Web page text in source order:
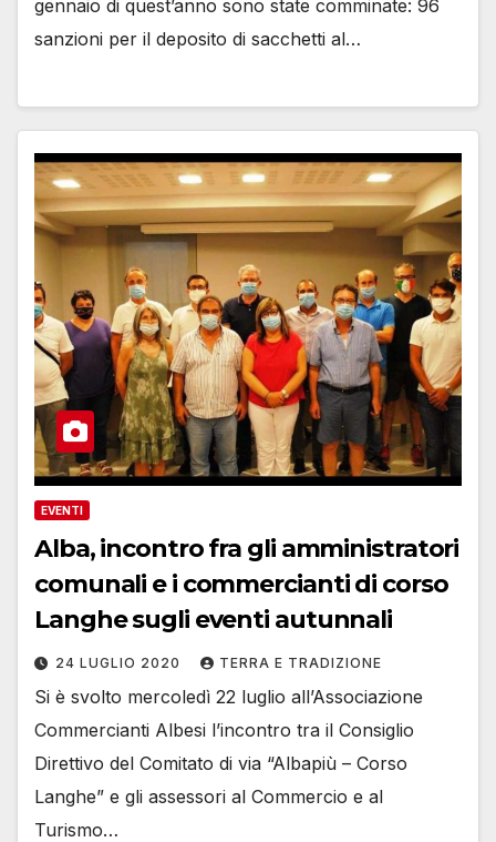
gennaio di quest’anno sono state comminate: 96
sanzioni per il deposito di sacchetti al…
EVENTI
Alba, incontro fra gli amministratori
comunali e i commercianti di corso
Langhe sugli eventi autunnali
24 LUGLIO 2020 TERRA E TRADIZIONE
Si è svolto mercoledì 22 luglio all’Associazione
Commercianti Albesi l’incontro tra il Consiglio
Direttivo del Comitato di via “Albapiù – Corso
Langhe” e gli assessori al Commercio e al
Turismo…